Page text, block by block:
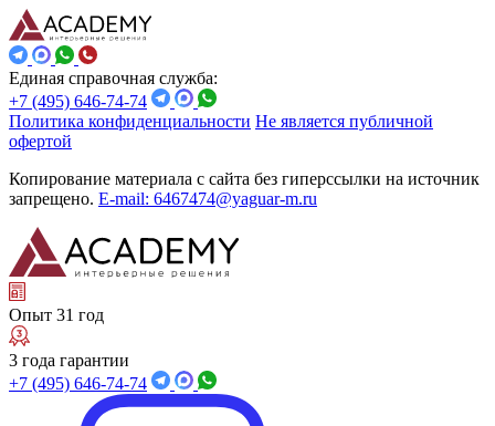
Единая справочная служба:
+7 (495) 646-74-74
Политика конфиденциальности Не является публичной
офертой
Копирование материала с сайта без гиперссылки на источник
запрещено. E-mail: 6467474@yaguar-m.ru
Опыт 31 год
3 года гарантии
+7 (495) 646-74-74